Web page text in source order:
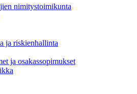
nimitystoimikunta
ja riskienhallinta
ja osakassopimukset